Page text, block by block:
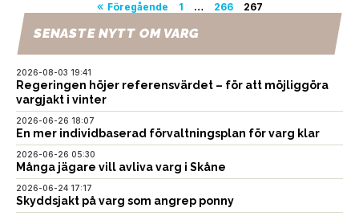
Sidnumrering
för
inlägg
Föregående 1 … 266 267
SENASTE NYTT OM VARG
2026-08-03 19:41
Regeringen höjer referensvärdet – för att möjliggöra
vargjakt i vinter
2026-06-26 18:07
En mer individbaserad förvaltningsplan för varg klar
2026-06-26 05:30
Många jägare vill avliva varg i Skåne
2026-06-24 17:17
Skyddsjakt på varg som angrep ponny